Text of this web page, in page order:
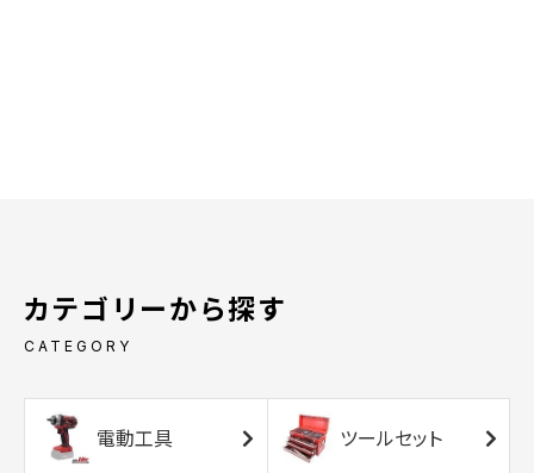
カテゴリーから探す
CATEGORY
電動工具 ツールセット